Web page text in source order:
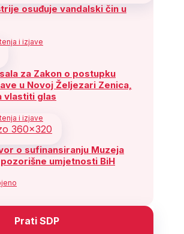
osuđuje vandalski čin u
i izjave
za Zakon o postupku
u Novoj Željezari Zenica,
vlastiti glas
i izjave
o sufinansiranju Muzeja
umjetnosti BiH
Prati SDP